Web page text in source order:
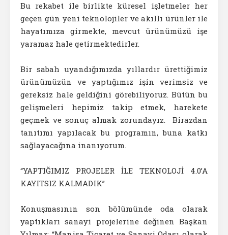
Bu rekabet ile birlikte küresel işletmeler her
geçen gün yeni teknolojiler ve akıllı ürünler ile
hayatımıza girmekte, mevcut ürünümüzü işe
yaramaz hale getirmektedirler.
Bir sabah uyandığımızda yıllardır ürettiğimiz
ürünümüzün ve yaptığımız işin verimsiz ve
gereksiz hale geldiğini görebiliyoruz. Bütün bu
gelişmeleri hepimiz takip etmek, harekete
geçmek ve sonuç almak zorundayız. Birazdan
tanıtımı yapılacak bu programın, buna katkı
sağlayacağına inanıyorum.
“YAPTIĞIMIZ PROJELER İLE TEKNOLOJİ 4.0’A
KAYITSIZ KALMADIK”
Konuşmasının son bölümünde oda olarak
yaptıkları sanayi projelerine değinen Başkan